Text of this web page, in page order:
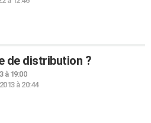
de distribution ?
à 19:00
à 20:44